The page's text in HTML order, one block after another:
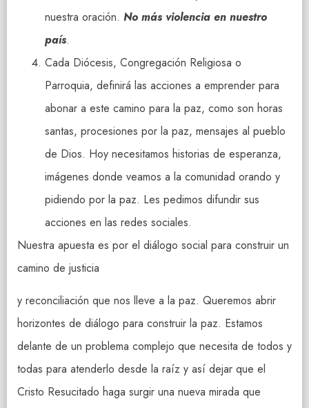
nuestra oración. No más violencia en nuestro
país.
Cada Diócesis, Congregación Religiosa o
Parroquia, definirá las acciones a emprender para
abonar a este camino para la paz, como son horas
santas, procesiones por la paz, mensajes al pueblo
de Dios. Hoy necesitamos historias de esperanza,
imágenes donde veamos a la comunidad orando y
pidiendo por la paz. Les pedimos difundir sus
acciones en las redes sociales.
Nuestra apuesta es por el diálogo social para construir un
camino de justicia
y reconciliación que nos lleve a la paz. Queremos abrir
horizontes de diálogo para construir la paz. Estamos
delante de un problema complejo que necesita de todos y
todas para atenderlo desde la raíz y así dejar que el
Cristo Resucitado haga surgir una nueva mirada que